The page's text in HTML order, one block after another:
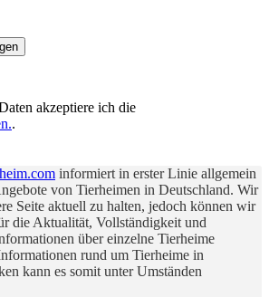
akzeptiere ich die
.
informiert in erster Linie allgemein
von Tierheimen in Deutschland. Wir
Seite aktuell zu halten, jedoch können wir
die Aktualität, Vollständigkeit und
über einzelne Tierheime
rund um Tierheime in
kann es somit unter Umständen